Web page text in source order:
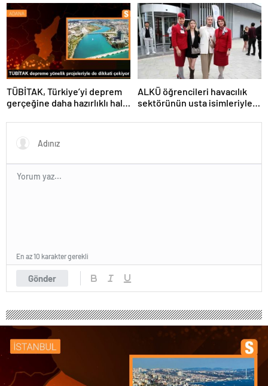
Gerçekleştirildi
başarısında kritik bir rol
oynadı
TÜBİTAK, Türkiye’yi deprem
gerçeğine daha hazırlıklı hale
ALKÜ öğrencileri havacılık
sektörünün usta isimleriyle
Gönder
En az 10 karakter gerekli